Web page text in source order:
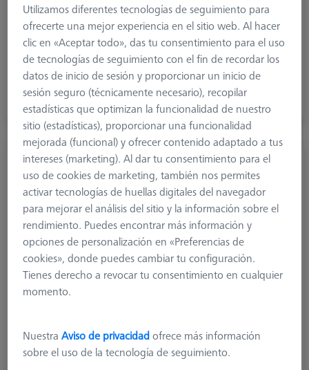
Contrapesos
Contrapesos para equilibrar sistemas de palpadores
Nudillos y elementos giratorios
Utilizamos diferentes tecnologías de seguimiento para
ofrecerte una mejor experiencia en el sitio web. Al hacer
clic en «Aceptar todo», das tu consentimiento para el uso
de tecnologías de seguimiento con el fin de recordar los
datos de inicio de sesión y proporcionar un inicio de
sesión seguro (técnicamente necesario), recopilar
estadísticas que optimizan la funcionalidad de nuestro
sitio (estadísticas), proporcionar una funcionalidad
mejorada (funcional) y ofrecer contenido adaptado a tus
intereses (marketing). Al dar tu consentimiento para el
uso de cookies de marketing, también nos permites
activar tecnologías de huellas digitales del navegador
para mejorar el análisis del sitio y la información sobre el
rendimiento. Puedes encontrar más información y
opciones de personalización en «Preferencias de
cookies», donde puedes cambiar tu configuración.
Tienes derecho a revocar tu consentimiento en cualquier
momento.
NuestraAviso de privacidadofrece más información
sobre el uso de la tecnología de seguimiento.